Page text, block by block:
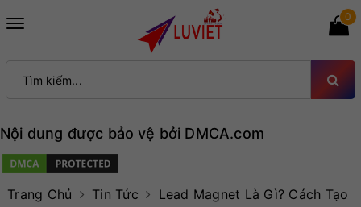
Toggle
0
Nội dung được bảo vệ bởi DMCA.com
Trang Chủ Tin Tức
Lead Magnet Là Gì? Cách Tạo